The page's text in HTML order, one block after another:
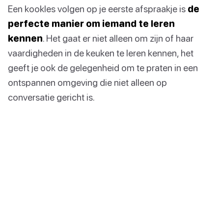
Een kookles volgen op je eerste afspraakje is de
perfecte manier om iemand te leren
kennen. Het gaat er niet alleen om zijn of haar
vaardigheden in de keuken te leren kennen, het
geeft je ook de gelegenheid om te praten in een
ontspannen omgeving die niet alleen op
conversatie gericht is.